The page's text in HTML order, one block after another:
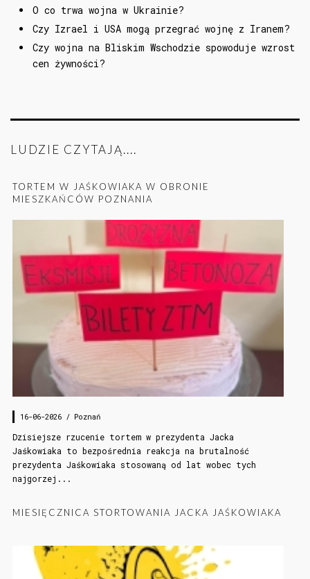
O co trwa wojna w Ukrainie?
Czy Izrael i USA mogą przegrać wojnę z Iranem?
Czy wojna na Bliskim Wschodzie spowoduje wzrost
cen żywności?
LUDZIE CZYTAJĄ....
TORTEM W JAŚKOWIAKA W OBRONIE
MIESZKAŃCÓW POZNANIA
16-06-2026 / Poznań
Dzisiejsze rzucenie tortem w prezydenta Jacka
Jaśkowiaka to bezpośrednia reakcja na brutalność
prezydenta Jaśkowiaka stosowaną od lat wobec tych
najgorzej...
MIESIĘCZNICA STORTOWANIA JACKA JAŚKOWIAKA